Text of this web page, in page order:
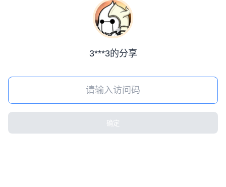
3***3的分享
确定